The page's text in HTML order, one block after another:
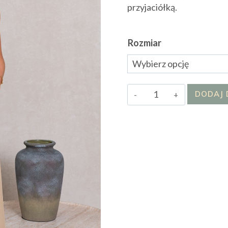
przyjaciółką.
Rozmiar
ilość
Bluzka
DODAJ